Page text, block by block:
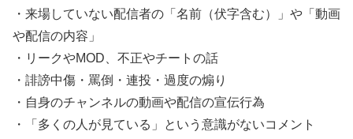
・来場していない配信者の「名前（伏字含む）」や「動画
や配信の内容」
・リークやMOD、不正やチートの話
・誹謗中傷・罵倒・連投・過度の煽り
・自身のチャンネルの動画や配信の宣伝行為
・「多くの人が見ている」という意識がないコメント